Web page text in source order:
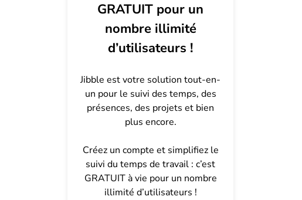
GRATUIT pour un
nombre illimité
d’utilisateurs !
Jibble est votre solution tout-en-
un pour le suivi des temps, des
présences, des projets et bien
plus encore.
Créez un compte et simplifiez le
suivi du temps de travail : c’est
GRATUIT à vie pour un nombre
illimité d’utilisateurs !